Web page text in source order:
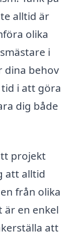
alltid är
olika
i
dina behov
i att göra
dig både
projekt
att alltid
från olika
är en enkel
att